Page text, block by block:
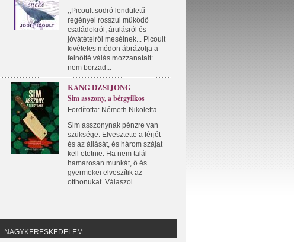
,,Picoult sodró lendületű
regényei rosszul működő
családokról, árulásról és
jóvátételről mesélnek... Picoult
kivételes módon ábrázolja a
felnőtté válás mozzanatait:
nem borzad...
KANG DZSIJONG
Sim asszony, a bérgyilkos
Fordította: Németh Nikoletta
Sim asszonynak pénzre van
szüksége. Elvesztette a férjét
és az állását, és három szájat
kell etetnie. Ha nem talál
hamarosan munkát, ő és
gyermekei elveszítik az
otthonukat. Válaszol...
NAGYKERESKEDELEM